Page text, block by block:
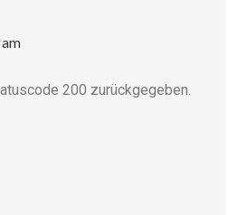
200 zurückgegeben.